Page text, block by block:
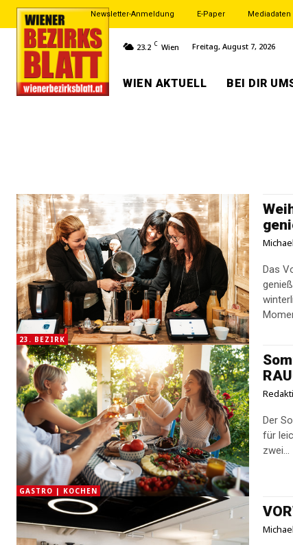
Newsletter-Anmeldung E-Paper Mediadaten
23.2 C Wien Freitag, August 7, 2026
WIEN AKTUELL BEI DIR
23. BEZIRK
Das
GASTRO | KOCHEN
Der
für
zwei...